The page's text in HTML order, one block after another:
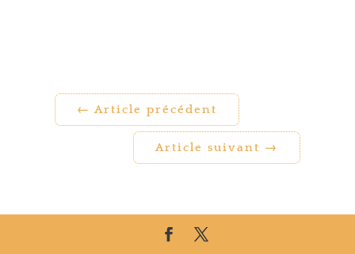
←Article précédent
Article suivant →